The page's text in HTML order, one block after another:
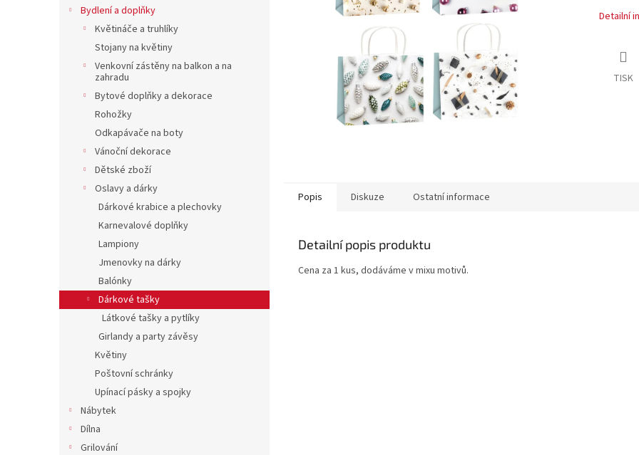
Bydlení a doplňky
Květináče a truhlíky
Stojany na květiny
Venkovní zástěny na balkon a na
zahradu
Bytové doplňky a dekorace
Rohožky
Odkapávače na boty
Vánoční dekorace
Dětské zboží
Oslavy a dárky
Dárkové krabice a plechovky
Karnevalové doplňky
Lampiony
Jmenovky na dárky
Balónky
Dárkové tašky
Látkové tašky a pytlíky
Girlandy a party závěsy
Květiny
Poštovní schránky
Upínací pásky a spojky
Nábytek
Dílna
Grilování
Detailní
TISK
Popis Diskuze Ostatní informace
Detailní popis produktu
Cena za 1 kus, dodáváme v mixu motivů.